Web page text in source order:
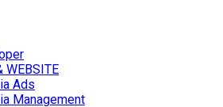
WEBSITE
Ads
Management